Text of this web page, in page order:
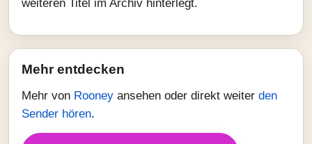
weiteren Titel im Archiv hinterlegt.
Mehr entdecken
Mehr von Rooney ansehen oder direkt weiter den
Sender hören.